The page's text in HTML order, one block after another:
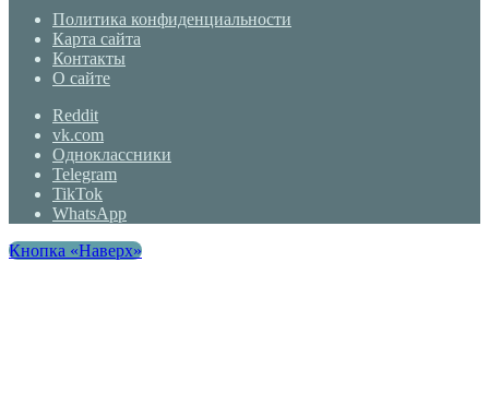
Политика конфиденциальности
Карта сайта
Контакты
О сайте
Reddit
vk.com
Одноклассники
Telegram
TikTok
WhatsApp
Кнопка «Наверх»